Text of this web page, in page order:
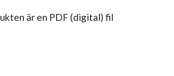
är en PDF (digital) fil